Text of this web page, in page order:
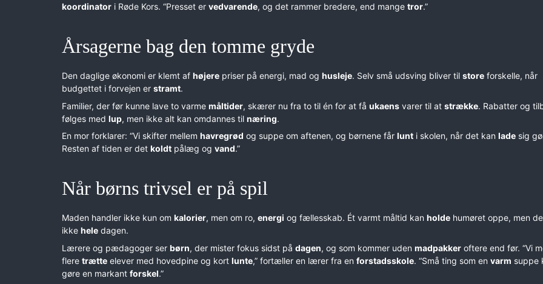
koordinator i Røde Kors. “Presset er vedvarende, og det rammer bredere, end mange tror.”
Årsagerne bag den tomme gryde
Den daglige økonomi er klemt af højere priser på energi, mad og husleje. Selv små udsving bliver til store forskelle, når
budgettet i forvejen er stramt.
Familier, der før kunne lave to varme måltider, skærer nu fra to til én for at få ukaens varer til at strække. Rabatter og
følges med lup, men ikke alt kan omdannes til næring.
En mor forklarer: “Vi skifter mellem havregrød og suppe om aftenen, og børnene får lunt i skolen, når det kan lade sig
Resten af tiden er det koldt pålæg og vand.”
Når børns trivsel er på spil
Maden handler ikke kun om kalorier, men om ro, energi og fællesskab. Ét varmt måltid kan holde humøret oppe, men
ikke hele dagen.
Lærere og pædagoger ser børn, der mister fokus sidst på dagen, og som kommer uden madpakker oftere end før. “Vi
flere trætte elever med hovedpine og kort lunte,” fortæller en lærer fra en forstadsskole. “Små ting som en varm suppe
gøre en markant forskel.”